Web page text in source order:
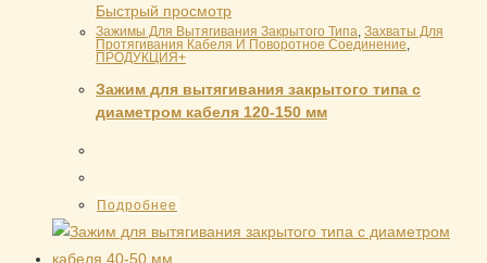
Быстрый просмотр
Зажимы Для Вытягивания Закрытого Типа Захваты Для
Протягивания Кабеля И Поворотное Соединение
ПРОДУКЦИЯ+
Зажим для вытягивания закрытого типа с
диаметром кабеля 120-150 мм
Подробнее